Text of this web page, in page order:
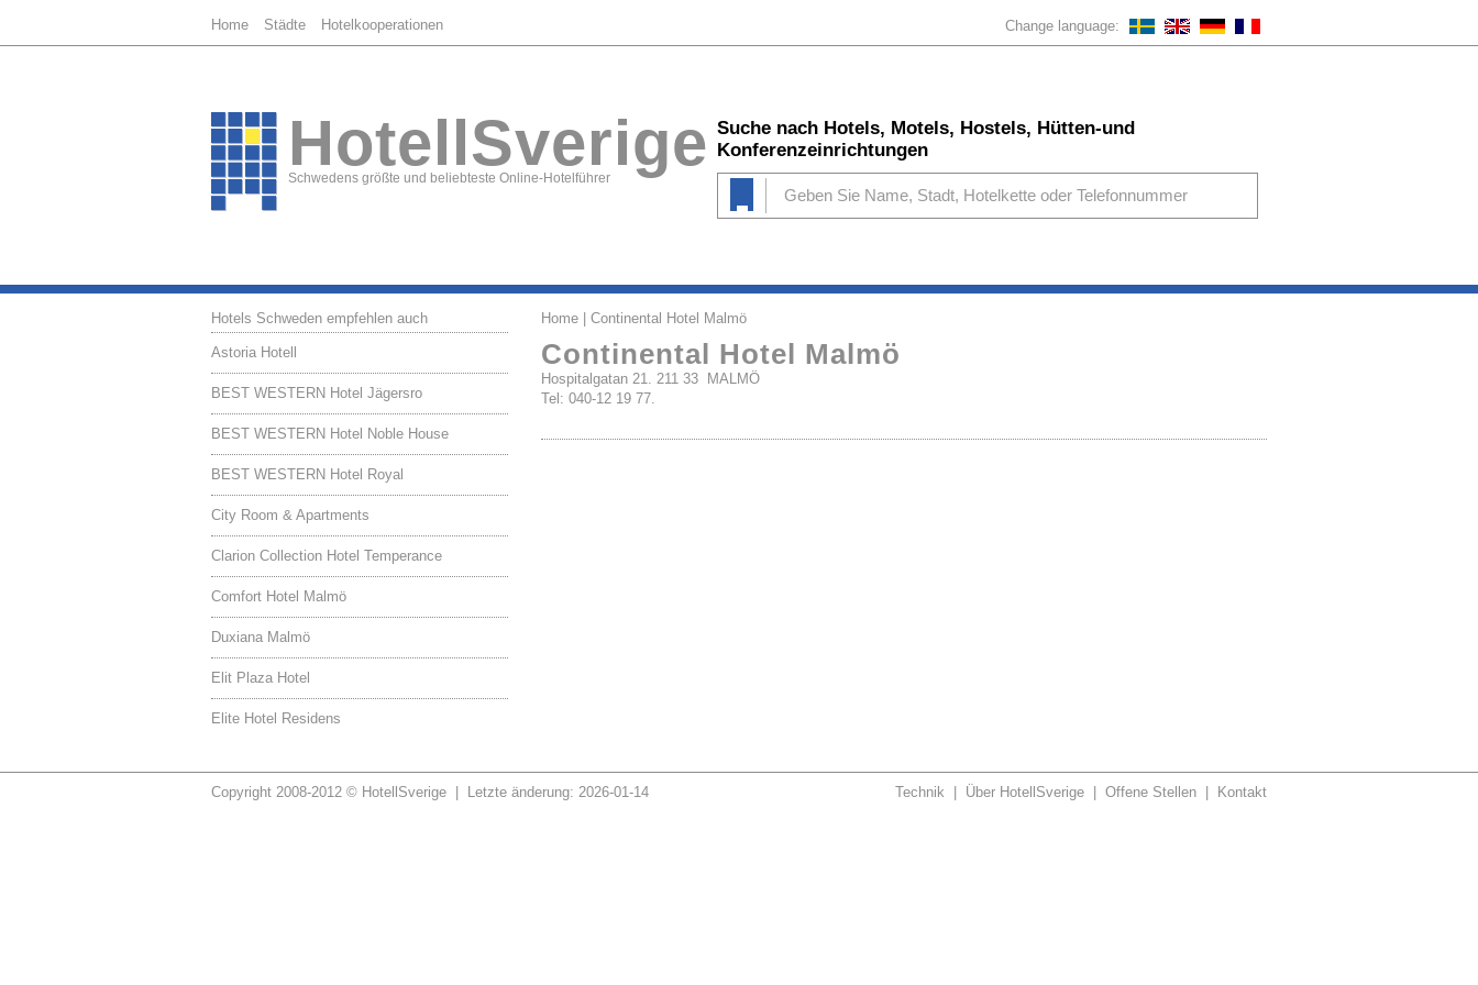
Home Städte Hotelkooperationen Change language:
HotellSverige
Schwedens größte und beliebteste Online-Hotelführer
Suche nach Hotels, Motels, Hostels, Hütten-und
Konferenzeinrichtungen
Hotels Schweden empfehlen auch
Astoria Hotell
BEST WESTERN Hotel Jägersro
BEST WESTERN Hotel Noble House
BEST WESTERN Hotel Royal
City Room & Apartments
Clarion Collection Hotel Temperance
Comfort Hotel Malmö
Duxiana Malmö
Elit Plaza Hotel
Elite Hotel Residens
Home | Continental Hotel Malmö
Continental Hotel Malmö
Hospitalgatan 21. 211 33 MALMÖ
Tel: 040-12 19 77.
Copyright 2008-2012 © HotellSverige | Letzte änderung: 2026-01-14 Technik Über HotellSverige Offene Stellen Kontakt